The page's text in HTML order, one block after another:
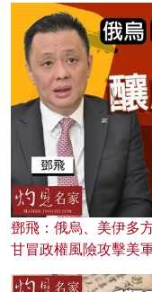
鄧飛：俄烏、美伊多
甘冒政權風險攻擊美